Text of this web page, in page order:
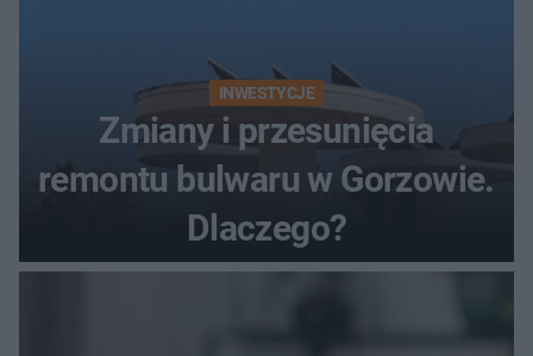
INWESTYCJE
Zmiany i przesunięcia
remontu bulwaru w Gorzowie.
Dlaczego?